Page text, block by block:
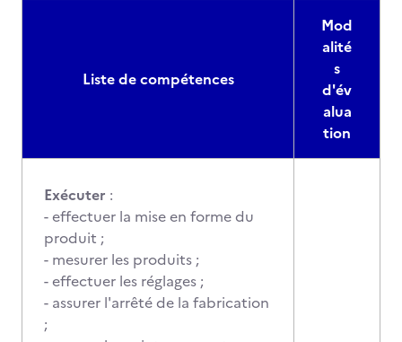
Liste de compétences
Mod
alité
s
d'év
alua
tion
Exécuter :
- effectuer la mise en forme du
produit ;
- mesurer les produits ;
- effectuer les réglages ;
- assurer l'arrêté de la fabrication
;